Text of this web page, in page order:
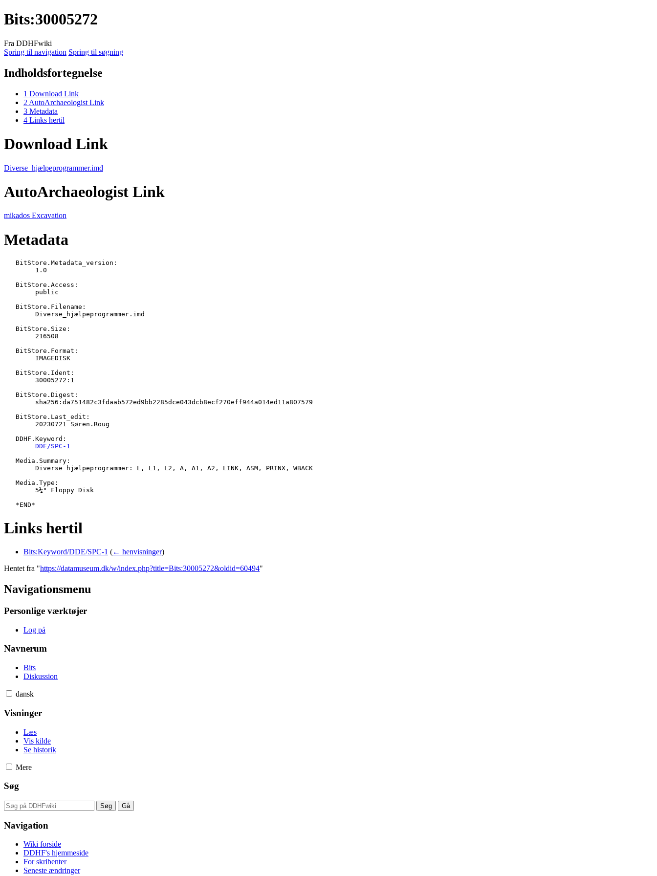
Bits:30005272
Fra DDHFwiki
Spring til navigation Spring til søgning
Indholdsfortegnelse
1 Download Link
2 AutoArchaeologist Link
3 Metadata
4 Links hertil
Download Link
Diverse_hjælpeprogrammer.imd
AutoArchaeologist Link
mikados Excavation
Metadata
   BitStore.Metadata_version:
   BitStore.Access:
   BitStore.Filename:
   BitStore.Size:
   BitStore.Format:
   BitStore.Ident:
   BitStore.Digest:
   BitStore.Last_edit:
   DDHF.Keyword:
DDE/SPC-1
   Media.Summary:
   Media.Type:
Links hertil
Bits:Keyword/DDE/SPC-1 (← henvisninger)
Hentet fra "https://datamuseum.dk/w/index.php?title=Bits:30005272&oldid=60494"
Navigationsmenu
Personlige værktøjer
Log på
Navnerum
Bits
Diskussion
dansk
Visninger
Læs
Vis kilde
Se historik
Mere
Søg
Navigation
Wiki forside
DDHF's hjemmeside
For skribenter
Seneste ændringer